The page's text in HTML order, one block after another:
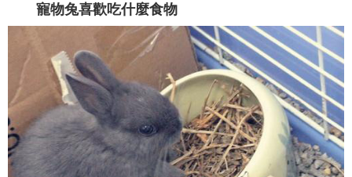
寵物兔喜歡吃什麼食物